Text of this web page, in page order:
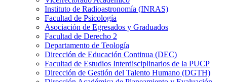
Instituto de Radioastronomía (INRAS)
Facultad de Psicología
Asociación de Egresados y Graduados
Facultad de Derecho 2
Departamento de Teología
Dirección de Educación Continua (DEC)
Facultad de Estudios Interdisciplinarios de la PUCP
Dirección de Gestión del Talento Humano (DGTH)